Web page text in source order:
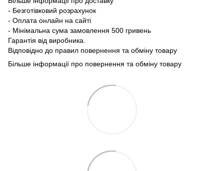
- Безготівковий розрахунок
- Оплата онлайн на сайті
- Мінімальна сума замовлення 500 гривень
Гарантія від виробника.
Відповідно до правил повернення та обміну товару
Більше інформації про повернення та обміну товару